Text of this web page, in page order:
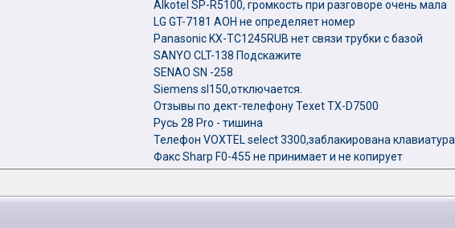
Alkotel SP-R5100, громкость при разговоре очень мала
LG GT-7181 АОН не определяет номер
Panasonic KX-TC1245RUB нет связи трубки с базой
SANYO CLT-138 Подскажите
SENAO SN -258
Siemens sl150,отключается.
Отзывы по дект-телефону Texet TX-D7500
Русь 28 Pro - тишина
Телефон VOXTEL select 3300,заблакирована клавиатура.
Факс Sharp F0-455 не принимает и не копирует